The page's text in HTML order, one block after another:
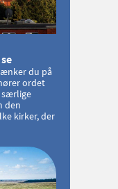
du på
ordet
særlige
den
kirker, der